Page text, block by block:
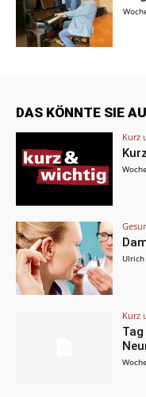
DAS KÖNNTE SIE
Kurz
Ulrich
Kurz